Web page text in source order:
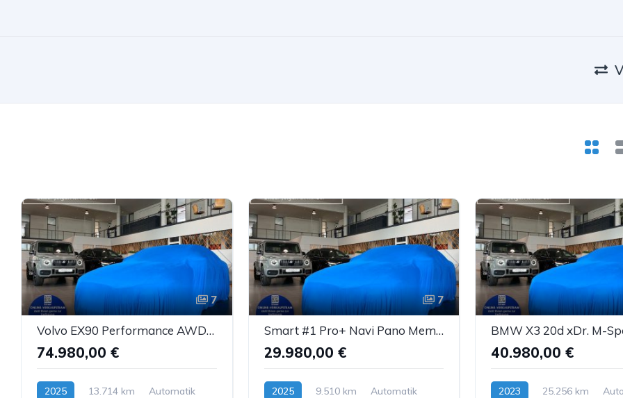
7
Volvo EX90 Performance AWD Ultra Luft B&W ACC AHK 7S
74.980,00 €
2025 13.714 km
Automatik
7
Smart #1 Pro+ Navi Pano Memory AmbienteB. LED ACC 360°
29.980,00 €
2025 9.510 km
Automatik
40.980,00 €
2023 25.256 km